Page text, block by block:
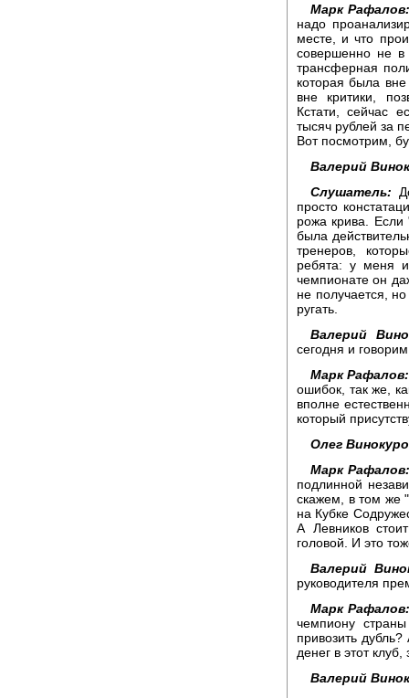
Марк
надо
месте, и что
совершенно не в
трансферная
которая была
вне критики,
Кстати, сейчас
тысяч рублей за
Вот посмотрим,
Валерий
Слушатель:
просто
рожа крива. Если
была
тренеров,
ребята: у меня
чемпионате он
не получается,
ругать.
Валерий
сегодня и
Марк Рафалов:
ошибок, так же,
вполне
который
Олег
Марк Рафалов:
подлинной
скажем, в том же
на Кубке
А Левников
головой. И это
Валерий
руководителя
Марк Рафалов:
чемпиону
привозить
денег в этот
Валерий